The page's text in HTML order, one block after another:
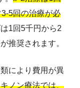
5回の治療が必
1回5千円から2
推奨されます。
により費用が異
ノン療法では、